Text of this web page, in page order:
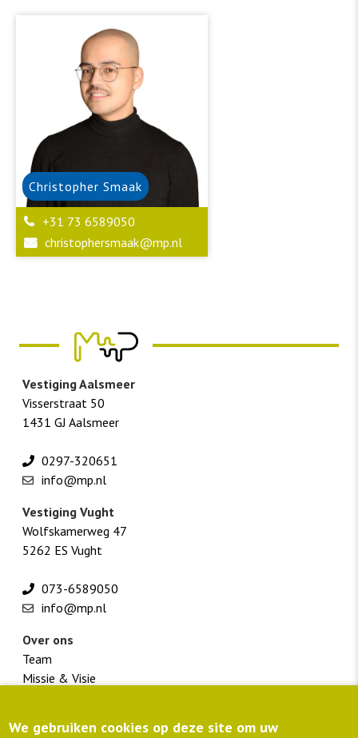
Christopher Smaak
+31 73 6589050
christophersmaak@mp.nl
Vestiging Aalsmeer
Visserstraat 50
1431 GJ Aalsmeer
0297-320651
info@mp.nl
Vestiging Vught
Wolfskamerweg 47
5262 ES Vught
073-6589050
info@mp.nl
Over ons
Team
Missie & Visie
Footer
Klantportaal
We gebruiken cookies op deze site om uw